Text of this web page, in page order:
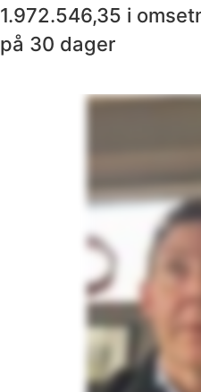
1.972.546,35 i
på 30 dager